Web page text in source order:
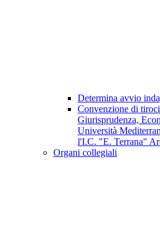
Determina avvio
Convenzione di
Giurisprudenza,
Università
l'I.C. "E. Terrana"
Organi collegiali